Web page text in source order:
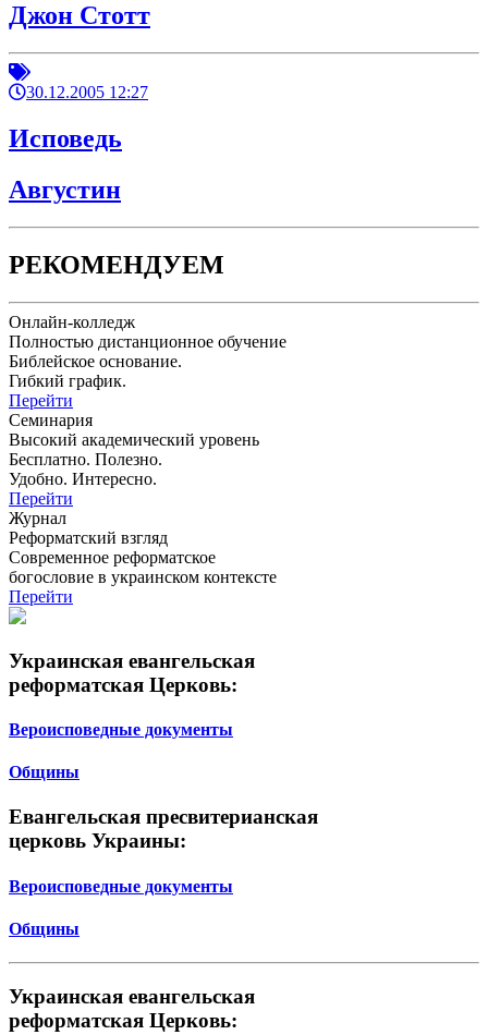
Джон Стотт
30.12.2005 12:27
Исповедь
Августин
РЕКОМЕНДУЕМ
Онлайн-колледж
Полностью дистанционное обучение
Библейское основание.
Гибкий график.
Перейти
Семинария
Высокий академический уровень
Бесплатно. Полезно.
Удобно. Интересно.
Перейти
Журнал
Реформатский взгляд
Современное реформатское
богословие в украинском контексте
Перейти
Украинская евангельская
реформатская Церковь:
Вероисповедные документы
Общины
Евангельская пресвитерианская
церковь Украины:
Вероисповедные документы
Общины
Украинская евангельская
реформатская Церковь: